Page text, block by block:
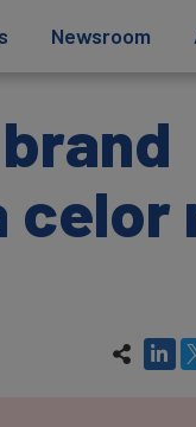
Newsroom
celor